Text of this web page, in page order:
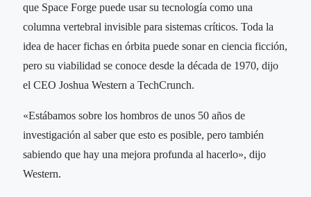
que Space Forge puede usar su tecnología como una
columna vertebral invisible para sistemas críticos. Toda la
idea de hacer fichas en órbita puede sonar en ciencia ficción,
pero su viabilidad se conoce desde la década de 1970, dijo
el CEO Joshua Western a TechCrunch.
«Estábamos sobre los hombros de unos 50 años de
investigación al saber que esto es posible, pero también
sabiendo que hay una mejora profunda al hacerlo», dijo
Western.